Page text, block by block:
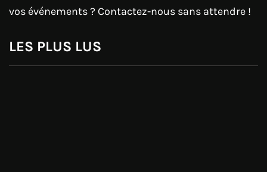
vos événements ? Contactez-nous sans attendre !
LES PLUS LUS